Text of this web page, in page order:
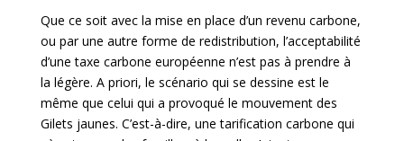
Que ce soit avec la mise en place d’un revenu carbone,
ou par une autre forme de redistribution, l’acceptabilité
d’une taxe carbone européenne n’est pas à prendre à
la légère. A priori, le scénario qui se dessine est le
même que celui qui a provoqué le mouvement des
Gilets jaunes. C’est-à-dire, une tarification carbone qui